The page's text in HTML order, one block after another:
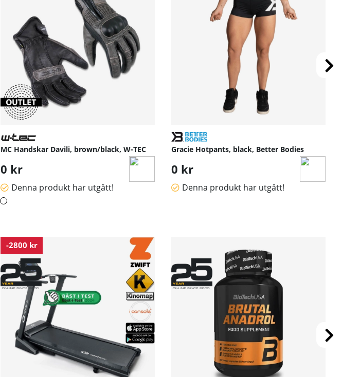
MC Handskar Davili, brown/black, W-TEC
0 kr
Denna produkt har utgått!
Gracie Hotpants, black, Better Bodies
0 kr
Denna produkt har utgått!
-2800 kr